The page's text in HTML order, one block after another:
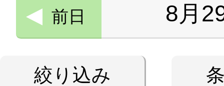
前日 8月
絞り込み